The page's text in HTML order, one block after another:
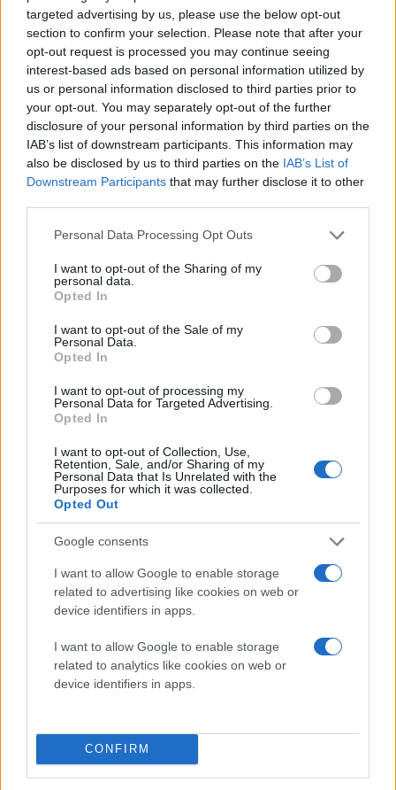
targeted advertising by us, please use the below opt-out
section to confirm your selection. Please note that after your
opt-out request is processed you may continue seeing
interest-based ads based on personal information utilized by
us or personal information disclosed to third parties prior to
your opt-out. You may separately opt-out of the further
disclosure of your personal information by third parties on the
IAB’s list of downstream participants. This information may
also be disclosed by us to third parties on the IAB’s List of
Downstream Participants that may further disclose it to other
Please note that this website/app uses one or more Google
not limited to your visit or usage behaviour. You may click to
grant or deny consent to Google and its third-party tags to
use your data for below specified purposes in below Google
consent section.
Personal Data Processing Opt Outs
I want to opt-out of the Sharing of my
personal data.
Opted In
I want to opt-out of the Sale of my
Personal Data.
Opted In
I want to opt-out of processing my
Personal Data for Targeted Advertising.
Opted In
I want to opt-out of Collection, Use,
Retention, Sale, and/or Sharing of my
Personal Data that Is Unrelated with the
Purposes for which it was collected.
Opted Out
Google consents
I want to allow Google to enable storage
related to advertising like cookies on web or
device identifiers in apps.
I want to allow Google to enable storage
related to analytics like cookies on web or
device identifiers in apps.
CONFIRM
επισκέψεων, ώστε να μειωθεί ο όγκος των pop-ups.
Οι αρχές αναγνωρίζουν ότι η σημερινή κατάσταση
δεν εξυπηρετεί κανέναν. Η διαρκής επανάληψη των
ίδιων επιλογών έχει οδηγήσει τους περισσότερους
χρήστες να κάνουν τυφλό κλικ στο πρώτο κουμπί που
βρίσκουν, απλώς για να συνεχίσουν τη δουλειά τους.
Η ίδια η Επιτροπή παραδέχεται ότι αυτό δεν αποτελεί
πραγματική άσκηση ελέγχου από τον πολίτη ούτε
σε μια αναγκαστική συνήθεια που θολώνει το νόημα
της συναίνεσης.
Η μετάβαση στις ρυθμίσεις σε επίπεδο browser
θεωρείται η πιο λογική λύση. Για τους χρήστες,
σημαίνει μια πιο καθαρή, απρόσκοπτη εμπειρία
συμμόρφωσης, σημαίνει λιγότερες περίπλοκες
υλοποιήσεις cookie banners και λιγότερους χρήστες
ΕΕ, είναι ένας τρόπος να διατηρήσει δυνατές τις
προστασίες ιδιωτικότητας, χωρίς όμως να επιβαρύνει
με ανούσια τριβή την καθημερινότητα εκατομμυρίων
Το νέο αυτό πλαίσιο εντάσσεται στο ευρύτεροDigital
Package, ένα σύνολο προτάσεων που επιδιώκουν να
απλοποιήσουν το ευρωπαϊκό ψηφιακό οικοσύστημα
και να μειώσουν την περίσσεια κανονισμών που
έχουν συσσωρευτεί μέσα στα τελευταία χρόνια. Οι
εταιρείεςτεχνολογίας έχουν επανειλημμένα
ευρωπαϊκών κανόνων πνίγει την καινοτομία και
οδηγεί σε τεράστια κόστη συμμόρφωσης, και η
Επιτροπή φαίνεται έτοιμη να αναγνωρίσει ότι